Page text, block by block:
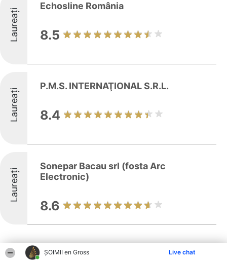
ȘOIMII en Gross Live chat
Laureați
Echosline România
8.5
Laureați
P.M.S. INTERNAŢIONAL S.R.L.
8.4
Laureați
Sonepar Bacau srl (fosta Arc
Electronic)
8.6